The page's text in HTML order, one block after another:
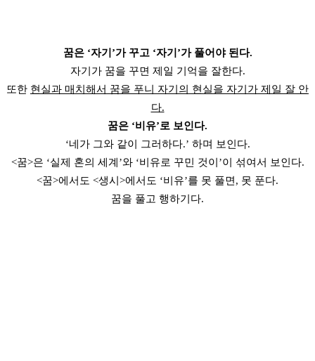
꿈은 ‘자기’가 꾸고 ‘자기’가 풀어야 된다.
자기가 꿈을 꾸면 제일 기억을 잘한다.
또한 현실과 매치해서 꿈을 푸니 자기의 현실을 자기가 제일 잘 안
다.
꿈은 ‘비유’로 보인다.
‘네가 그와 같이 그러하다.’ 하며 보인다.
<꿈>은 ‘실제 혼의 세계’와 ‘비유로 꾸민 것이’이 섞여서 보인다.
<꿈>에서도 <생시>에서도 ‘비유’를 못 풀면, 못 푼다.
꿈을 풀고 행하기다.